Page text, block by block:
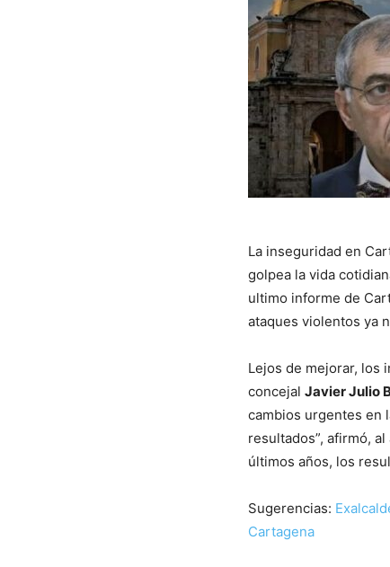
La inseguridad en
golpea la vida
ultimo informe de
ataques violentos ya
Lejos de mejorar, los
concejal Javier Julio
cambios urgentes en
resultados”, afirmó,
últimos años, los
Sugerencias:
Cartagena